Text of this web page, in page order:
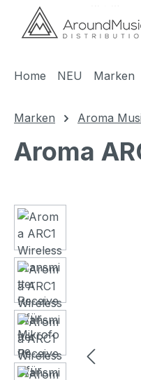
Hauptinhalt springen
Zur Suche springen
Zur Hauptnavigation
Home NEU Marken
Marken Aroma
Aroma
Bildergalerie